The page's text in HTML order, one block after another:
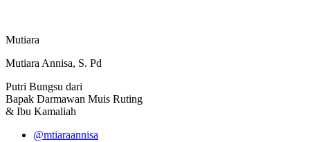
Mutiara
Mutiara Annisa, S. Pd
Putri Bungsu dari
Bapak Darmawan Muis Ruting
& Ibu Kamaliah
@mtiaraannisa